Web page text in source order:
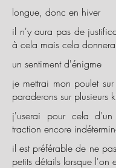
il est préférable de ne
petits détails lorsque l'on
j'userai pour cela d'un
traction encore
je mettrai mon poulet
paraderons sur plusieurs
un sentiment d'énigme
il n'y aura pas de
à cela mais cela donnera
longue, donc en hiver